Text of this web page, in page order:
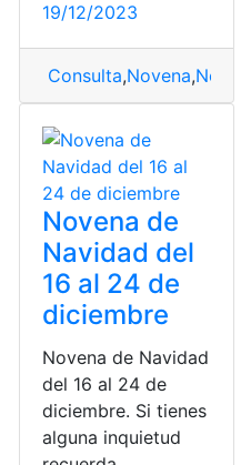
de Navidad,sexto día
19/12/2023
Consulta,Novena,
Novena de
Navidad del
16 al 24 de
diciembre
Novena de Navidad
del 16 al 24 de
diciembre. Si tienes
alguna inquietud